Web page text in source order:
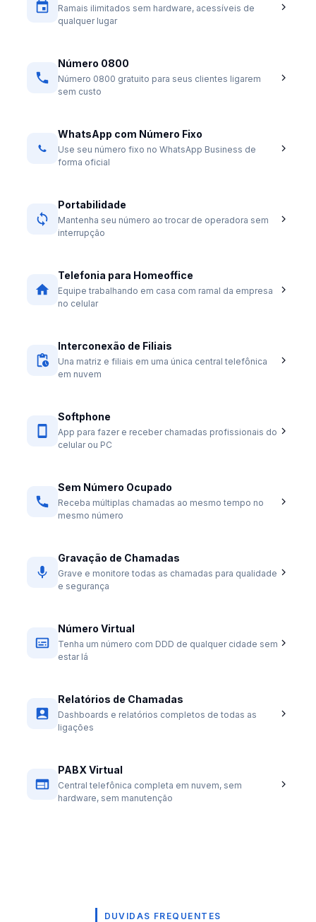
Ramais ilimitados sem hardware, acessíveis de
qualquer lugar
Número 0800
Número 0800 gratuito para seus clientes ligarem
sem custo
WhatsApp com Número Fixo
Use seu número fixo no WhatsApp Business de
forma oficial
Portabilidade
Mantenha seu número ao trocar de operadora sem
interrupção
Telefonia para Homeoffice
Equipe trabalhando em casa com ramal da empresa
no celular
Interconexão de Filiais
Una matriz e filiais em uma única central telefônica
em nuvem
Softphone
App para fazer e receber chamadas profissionais do
celular ou PC
Sem Número Ocupado
Receba múltiplas chamadas ao mesmo tempo no
mesmo número
Gravação de Chamadas
Grave e monitore todas as chamadas para qualidade
e segurança
Número Virtual
Tenha um número com DDD de qualquer cidade sem
estar lá
Relatórios de Chamadas
Dashboards e relatórios completos de todas as
ligações
PABX Virtual
Central telefônica completa em nuvem, sem
hardware, sem manutenção
DUVIDAS FREQUENTES